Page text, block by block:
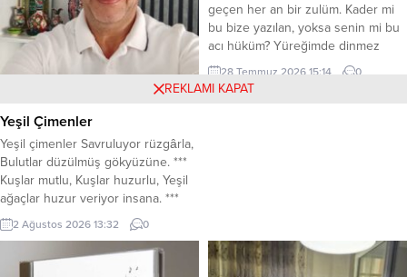
Yeşil Çimenler
​Yeşil çimenler Savruluyor rüzgârla,
Bulutlar düzülmüş gökyüzüne. *** ​
Kuşlar mutlu, Kuşlar huzurlu, Yeşil
ağaçlar huzur veriyor insana. *** ​
Küçük bahçeli ev beliriyor
Yeşillikler arasında, aşağıda. ​Beni
benden alıp götüren Leylek
yuvaları, Meyve ağaçları… *** ​
2 Ağustos 2026 13:32 0
geçen her an bir zulüm. Kader mi
bu bize yazılan, yoksa senin mi bu
acı hüküm? Yüreğimde dinmez
fırtınalar nefesim sanki bir ölüm
Böyle mi olmalıydı sonumuz,
28 Temmuz 2026 15:14 0
REKLAMI KAPAT